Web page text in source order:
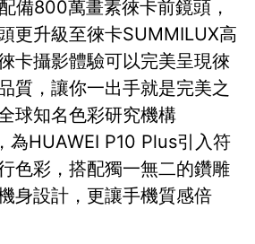
備800萬畫素徠卡前鏡頭，
更升級至徠卡SUMMILUX高
卡攝影體驗可以完美呈現徠
質，讓你一出手就是完美之
球知名色彩研究機構
為HUAWEI P10 Plus引入符
色彩，搭配獨一無二的鑽雕
身設計，更讓手機質感倍